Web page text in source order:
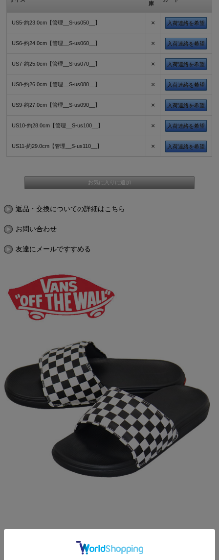
庫
US5-約23.0cm【管理__S-us050__】 × 入荷連絡を希望
US6-約24.0cm【管理__S-us060__】 × 入荷連絡を希望
US7-約25.0cm【管理__S-us070__】 × 入荷連絡を希望
US8-約26.0cm【管理__S-us080__】 × 入荷連絡を希望
US9-約27.0cm【管理__S-us090__】 × 入荷連絡を希望
US10-約28.0cm【管理__S-us100__】 × 入荷連絡を希望
US11-約29.0cm【管理__S-us110__】 × 入荷連絡を希望
返品・交換についての詳細はこちら
お問い合わせ
友達にメールですすめる